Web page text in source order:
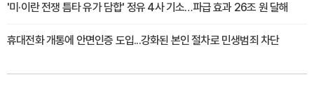
'미·이란 전쟁 틈타 유가 담합' 정유 4사 기소…파급 효과 26조 원 달해
휴대전화 개통에 안면인증 도입...강화된 본인 절차로 민생범죄 차단